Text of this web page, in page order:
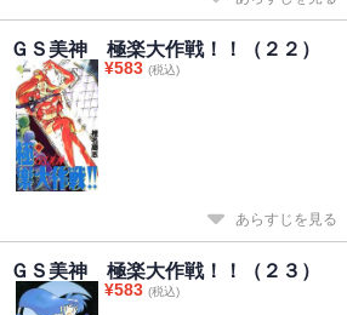
ＧＳ美神 極楽大作戦！！（２２）
¥583 (税込)
あらすじを見る
ＧＳ美神 極楽大作戦！！（２３）
¥583 (税込)